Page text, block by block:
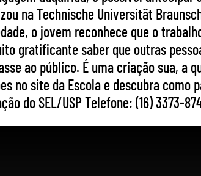
na Technische Universität
o jovem reconhece que o
gratificante saber que outras
ao público. É uma criação sua, a
no site da Escola e descubra como
do SEL/USP Telefone: (16) 3373-